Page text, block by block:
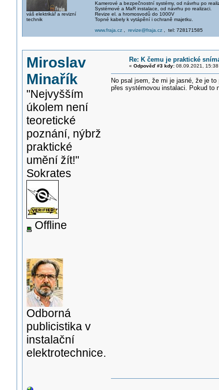
váš elektrikář a revizní
technik
Kamerové a bezpečnostní systémy, od návrhu po
Systémové a MaR instalace, od návrhu po realizaci.
Revize el. a hromosvodů do 1000V
Topné kabely k vytápění i ochraně majetku.
www.fraja.cz, revize@fraja.cz, tel: 728171585
Miroslav
Minařík
"Nejvyšším
úkolem není
teoretické
poznání, nýbrž
praktické
umění žít!"
Sokrates
Offline
Odborná
publicistika v
instalační
elektrotechnice.
Re: K čemu je praktické
« Odpověď #3 kdy:08.09.2021, 15:38
No psal jsem, že mi je jasné, že je
přes systémovou instalaci. Pokud to